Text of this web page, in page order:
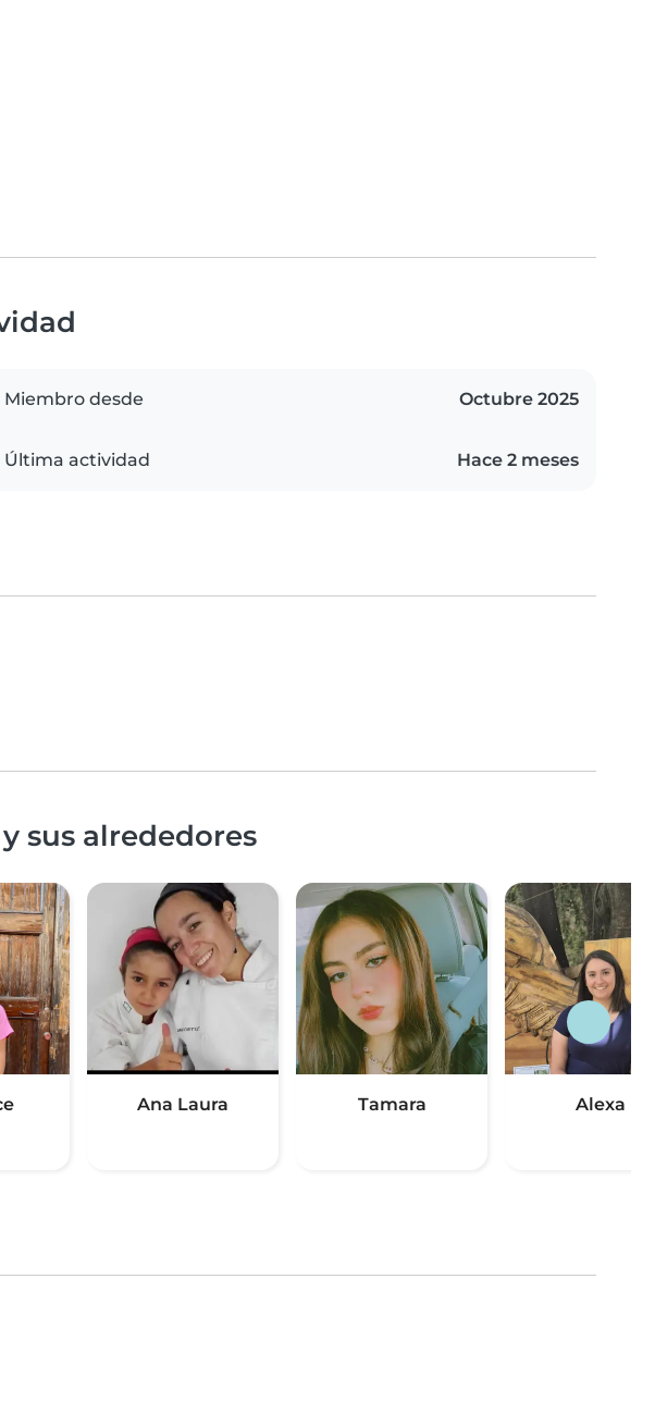
Miembro desde Octubre 2025
Última actividad Hace 2 meses
sus alrededores
Ana Laura Tamara Alexa